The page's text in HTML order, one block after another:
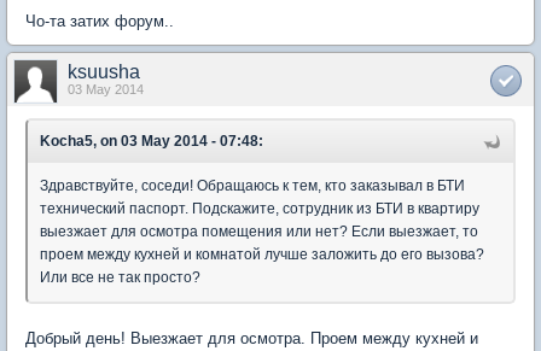
Чо-та затих форум..
ksuusha
03 May 2014
Kocha5, on 03 May 2014 - 07:48:
Здравствуйте, соседи! Обращаюсь к тем, кто заказывал в БТИ
технический паспорт. Подскажите, сотрудник из БТИ в квартиру
выезжает для осмотра помещения или нет? Если выезжает, то
проем между кухней и комнатой лучше заложить до его вызова?
Или все не так просто?
Добрый день! Выезжает для осмотра. Проем между кухней и